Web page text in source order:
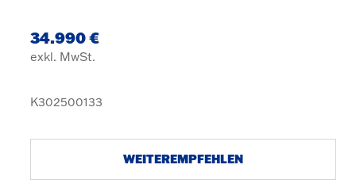
34.990 €
exkl. MwSt.
K302500133
WEITEREMPFEHLEN